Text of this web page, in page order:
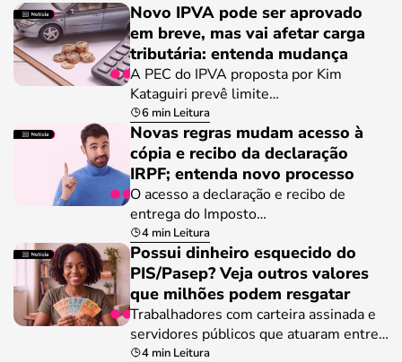
Novo IPVA pode ser aprovado
em breve, mas vai afetar carga
tributária: entenda mudança
A PEC do IPVA proposta por Kim
Kataguiri prevê limite…
6 min Leitura
Novas regras mudam acesso à
cópia e recibo da declaração
IRPF; entenda novo processo
O acesso a declaração e recibo de
entrega do Imposto…
4 min Leitura
Possui dinheiro esquecido do
PIS/Pasep? Veja outros valores
que milhões podem resgatar
Trabalhadores com carteira assinada e
servidores públicos que atuaram entre…
4 min Leitura